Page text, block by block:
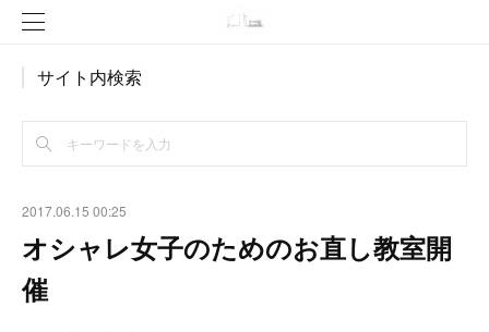
サイト内検索
2017.06.15 00:25
オシャレ女子のためのお直し教室開
催